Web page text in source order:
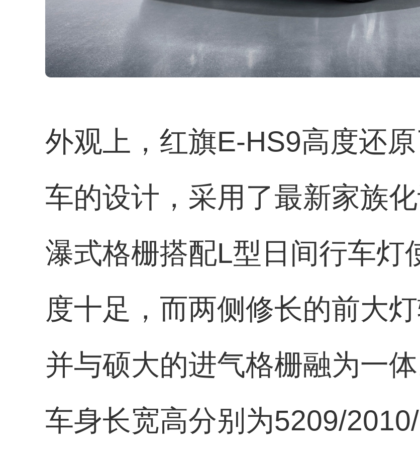
外观上，红旗E-HS9高度还
车的设计，采用了最新家族
瀑式格栅搭配L型日间行车灯
度十足，而两侧修长的前大
并与硕大的进气格栅融为一
车身长宽高分别为5209/